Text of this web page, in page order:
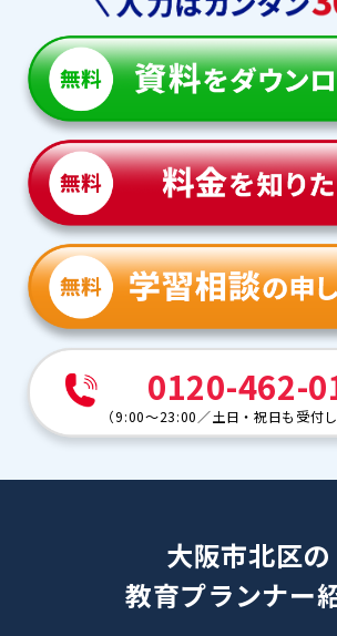
0120-462-
（9:00～23:00 ／土日・祝日も受付
大阪市北区の
教育プランナー